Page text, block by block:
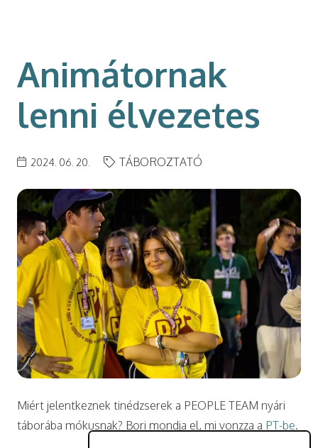
Animátornak
lenni élvezetes
2024. 06. 20. TÁBOROZTATÓ
Miért jelentkeznek tinédzserek a PEOPLE TEAM nyári
táborába mókusnak? Bori mondja el, mi vonzza a PT-be.